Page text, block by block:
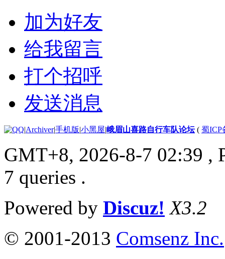
加为好友
给我留言
打个招呼
发送消息
|Archiver|手机版|小黑屋|峨眉山喜路自行车队论坛( 蜀ICP
GMT+8, 2026-8-7 02:39 ,
7 queries .
Powered by Discuz! X3.2
© 2001-2013 Comsenz Inc.